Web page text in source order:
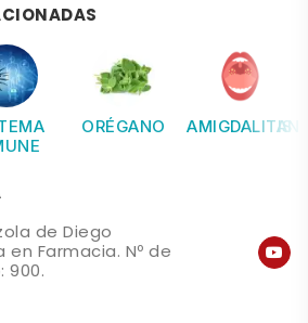
ORÉGANO AMIGDALITIS
de Diego
en Farmacia. Nº de
900.